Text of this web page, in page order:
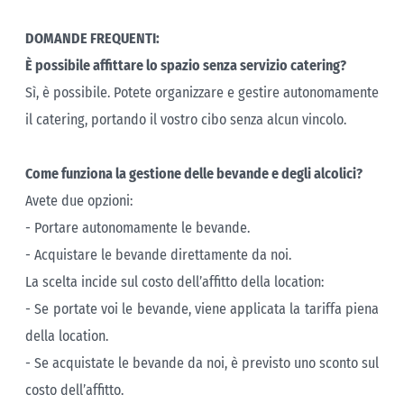
DOMANDE FREQUENTI:
È possibile affittare lo spazio senza servizio catering?
Sì, è possibile. Potete organizzare e gestire autonomamente
il catering, portando il vostro cibo senza alcun vincolo.
Come funziona la gestione delle bevande e degli alcolici?
Avete due opzioni:
- Portare autonomamente le bevande.
- Acquistare le bevande direttamente da noi.
La scelta incide sul costo dell’affitto della location:
- Se portate voi le bevande, viene applicata la tariffa piena
della location.
- Se acquistate le bevande da noi, è previsto uno sconto sul
costo dell’affitto.